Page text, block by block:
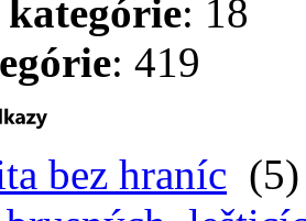
: 18
: 419
bez hraníc (5)